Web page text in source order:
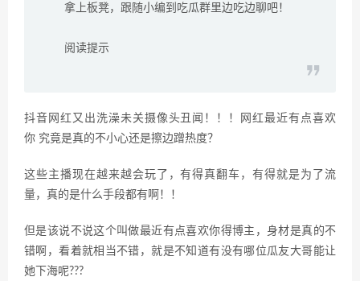
拿上板凳，跟随小编到吃瓜群里边吃边聊吧！
阅读提示
抖音网红又出洗澡未关摄像头丑闻！！！网红最近有点喜欢
你 究竟是真的不小心还是擦边蹭热度？
这些主播现在越来越会玩了，有得真翻车，有得就是为了流
量，真的是什么手段都有啊！！
但是该说不说这个叫做最近有点喜欢你得博主，身材是真的不
错啊，看着就相当不错，就是不知道有没有哪位瓜友大哥能让
她下海呢???